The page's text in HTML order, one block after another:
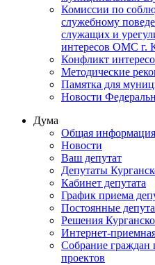
Комиссии по
служебному
служащих и
интересов ОМС г.
Конфликт
Методические
Памятка для
Новости
Дума
Общая информация
Новости
Ваш депутат
Депутаты
Кабинет депутата
График приема
Постоянные
Решения
Интернет-
Собрание
проектов